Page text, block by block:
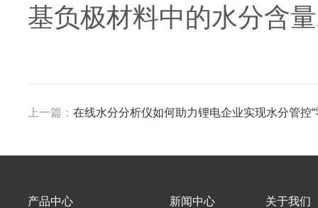
基负极材料中的水分含
上一篇： 在线水分分析仪如何助力锂电企业实现水分管控“
产品中心 新闻中心 关于我们